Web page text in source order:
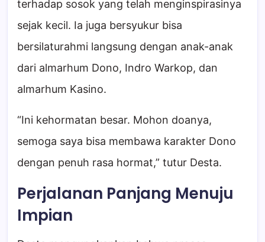
terhadap sosok yang telah menginspirasinya
sejak kecil. Ia juga bersyukur bisa
bersilaturahmi langsung dengan anak-anak
dari almarhum Dono, Indro Warkop, dan
almarhum Kasino.
“Ini kehormatan besar. Mohon doanya,
semoga saya bisa membawa karakter Dono
dengan penuh rasa hormat,” tutur Desta.
Perjalanan Panjang Menuju
Impian